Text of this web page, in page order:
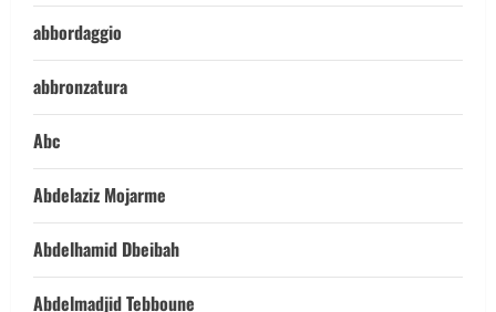
abbordaggio
abbronzatura
Abc
Abdelaziz Mojarme
Abdelhamid Dbeibah
Abdelmadjid Tebboune